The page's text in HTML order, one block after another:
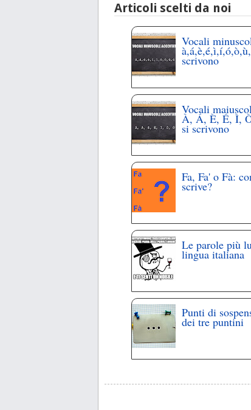
Articoli scelti da noi
Vocali
scrivono
Vocali
À, Á, È, É, Ì,
si scrivono
Fa, Fa' o Fà:
scrive?
Le parole più
lingua italiana
Punti di
dei tre puntini